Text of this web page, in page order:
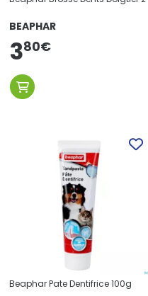
BEAPHAR
380€
Beaphar Pate Dentifrice 100g